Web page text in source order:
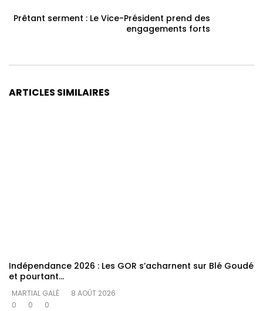
Prêtant serment : Le Vice-Président prend des
engagements forts
ARTICLES SIMILAIRES
Indépendance 2026 : Les GOR s’acharnent sur Blé Goudé
et pourtant…
MARTIAL GALÉ
8 AOÛT 2026
0
0 0